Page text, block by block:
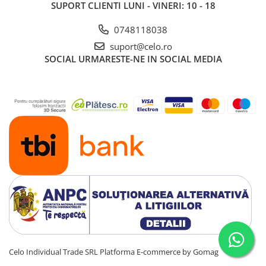
Piese & Accesorii iPhone
iPhone 17 Pro
iPhone 17
iPhone 15 Pro
iPhone 16
iPhone 15 Plus
iPhone 15
iPhone 14 Pro Max
iPhone 14 Pro
SUPORT CLIENTI LUNI - VINERI: 10 - 18
0748118038
suport@celo.ro
SOCIAL URMARESTE-NE IN SOCIAL MEDIA
Celo Individual Trade SRL Platforma E-commerce by Gomag